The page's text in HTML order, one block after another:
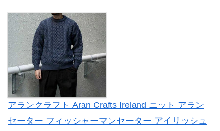
アランクラフト Aran Crafts Ireland ニット アラン
セーター フィッシャーマンセーター アイリッシュ